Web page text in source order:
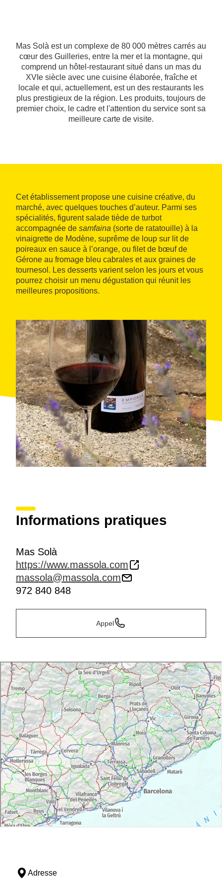
Mas Solà est un complexe de 80 000 mètres carrés au
cœur des Guilleries, entre la mer et la montagne, qui
comprend un hôtel-restaurant situé dans un mas du
XVIe siècle avec une cuisine élaborée, fraîche et
locale et qui, actuellement, est un des restaurants les
plus prestigieux de la région. Les produits, toujours de
premier choix, le cadre et l'attention du service sont sa
meilleure carte de visite.
Cet établissement propose une cuisine créative, du
marché, avec quelques touches d’auteur. Parmi ses
spécialités, figurent salade tiède de turbot
accompagnée de samfaina (sorte de ratatouille) à la
vinaigrette de Modène, suprême de loup sur lit de
poireaux en sauce à l’orange, ou filet de bœuf de
Gérone au fromage bleu cabrales et aux graines de
tournesol. Les desserts varient selon les jours et vous
pourrez choisir un menu dégustation qui réunit les
meilleures propositions.
Informations pratiques
Mas Solà
https://www.massola.com
massola@massola.com
972 840 848
Appel
Adresse